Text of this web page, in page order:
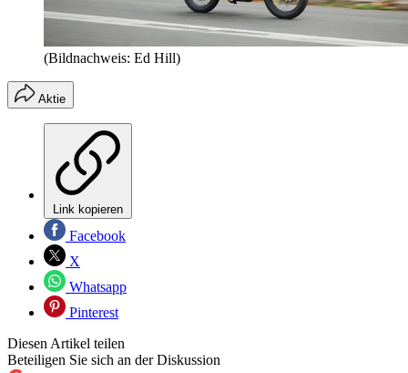
(Bildnachweis: Ed Hill)
Aktie
Link kopieren
Facebook
X
Whatsapp
Pinterest
Diesen Artikel teilen
Beteiligen Sie sich an der Diskussion